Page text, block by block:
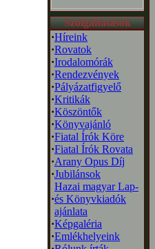
Szolgáltatások
·Híreink
·Rovatok
·Irodalomórák
·Rendezvények
·Pályázatfigyelő
·Kritikák
·Köszöntők
·Könyvajánló
·Fiatal Írók Köre
·Fiatal Írók Rovata
·Arany Opus Díj
·Jubilánsok
·
Hazai magyar Lap-
és Könyvkiadók
ajánlata
·Képgaléria
·Emlékhelyeink